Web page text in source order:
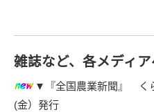
雑誌など、各メディ
▼『全国農業新聞』 く
(金）発行